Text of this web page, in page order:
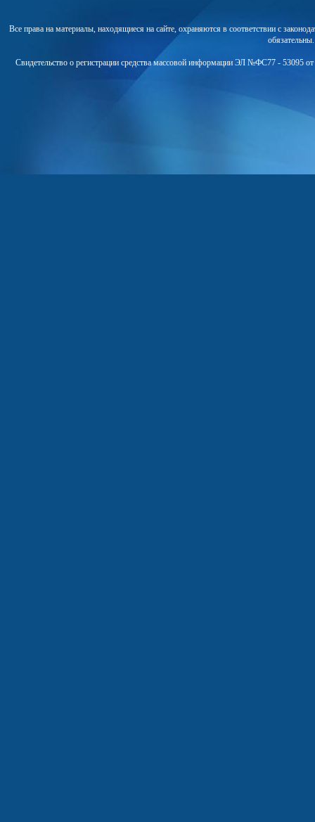
Все права на материалы, находящиеся на сайте, охраняются в соответствии с
Свидетельство о регистрации средства массовой информации ЭЛ №ФС77 - 53095